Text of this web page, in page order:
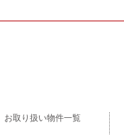
お取り扱い物件一覧